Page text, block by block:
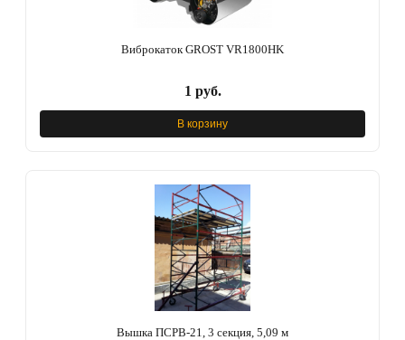
Виброкаток GROST VR1800HK
1 руб.
В корзину
Вышка ПСРВ-21, 3 секция, 5,09 м